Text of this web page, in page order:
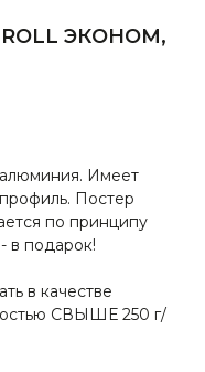
ЭКОНОМ,
Имеет
Постер
по принципу
в подарок!
в качестве
СВЫШЕ 250 г/